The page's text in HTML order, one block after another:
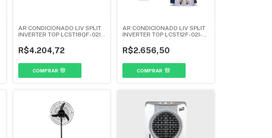
AR CONDICIONADO LIV SPLIT
INVERTER TOP LCST18QF-02I-
R$4.204,72
AR CONDICIONADO LIV SPLIT
INVERTER TOP LCST12F-02I-
R$2.656,50